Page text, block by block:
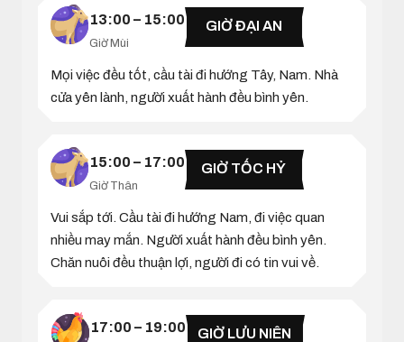
13:00 – 15:00
Giờ Mùi
GIỜ ĐẠI AN
Mọi việc đều tốt, cầu tài đi hướng Tây, Nam. Nhà
cửa yên lành, người xuất hành đều bình yên.
15:00 – 17:00
Giờ Thân
GIỜ TỐC HỶ
Vui sắp tới. Cầu tài đi hướng Nam, đi việc quan
nhiều may mắn. Người xuất hành đều bình yên.
Chăn nuôi đều thuận lợi, người đi có tin vui về.
17:00 – 19:00 GIỜ LƯU NIÊN